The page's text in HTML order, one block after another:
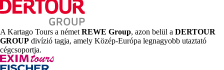
Weboldal
Impressive Premium | 5 csillagos szálloda Punta Canában |
Hivatalos weboldal (impressiveresortspuntacana.com)
Hivatalos kategória
5 csillag
Jegyzet
A Kartago Tours a német REWE Group, azon belül a DERTOUR
GROUP divízió tagja, amely Közép-Európa legnagyobb utaztató
cégcsoportja.